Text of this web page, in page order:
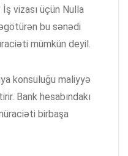
vizası üçün Nulla
bu sənədi
mümkün deyil.
konsuluğu maliyyə
Bank hesabındakı
birbaşa